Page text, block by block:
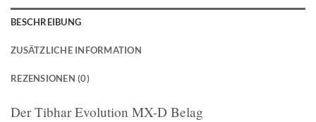
BESCHREIBUNG
ZUSÄTZLICHE INFORMATION
REZENSIONEN (0)
Der Tibhar Evolution MX-D Belag